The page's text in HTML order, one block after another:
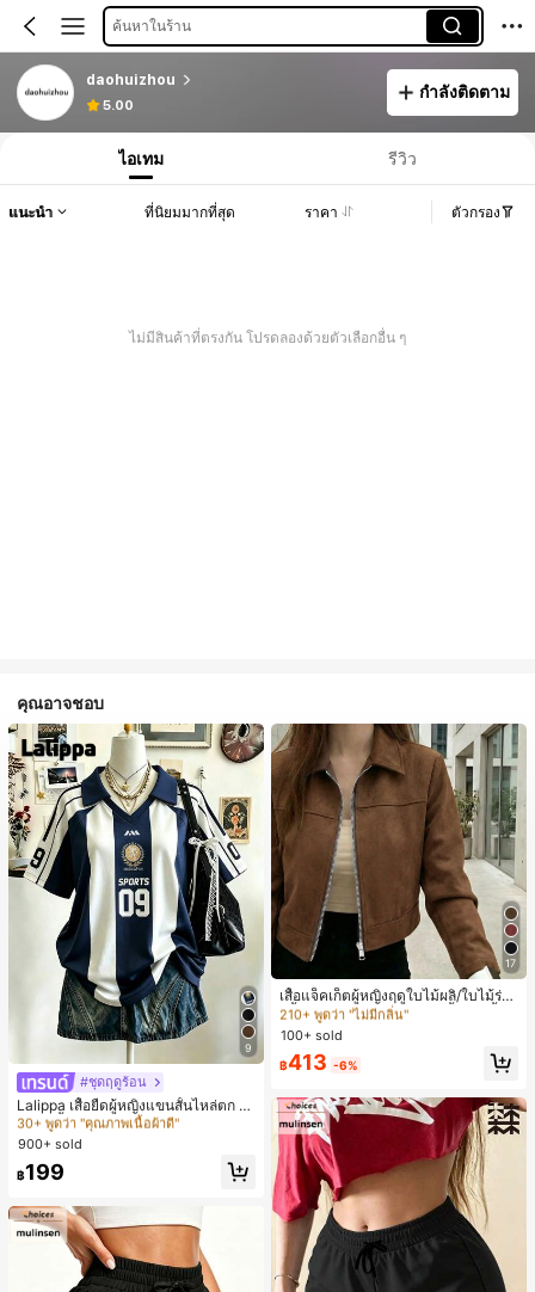
ค้นหาในร้าน
daohuizhou
5.00
กำลังติดตาม
ไอเทม รีวิว
แนะนำ ที่นิยมมากที่สุด ราคา ตัวกรอง
ไม่มีสินค้าที่ตรงกัน โปรดลองด้วยตัวเลือกอื่น ๆ
คุณอาจชอบ
9
#ชุดฤดูร้อน
Lalippa เสื้อยืดผู้หญิงแขนสั้นไหล่ตก ค
อวีปกเสื้อ ลายพิมพ์ดิจิทัลลายทาง สไตล์
สปอร์ตแฟชั่นมินิมอล ของขวัญสำหรับเ
พื่อน
#1 ขายดี ใน หลากสี เสื้อยืดผู้หญิง
30+ พูดว่า "คุณภาพเนื้อผ้าดี"
#1 ขายดี ใน หลากสี เสื้อยืดผู้หญิง
30+ พูดว่า "คุณภาพเนื้อผ้าดี"
#1 ขายดี ใน หลากสี เสื้อยืดผู้หญิง
30+ พูดว่า "คุณภาพเนื้อผ้าดี"
#1 ขายดี
900+ sold
฿199
17
เสื้อแจ็คเก็ตผู้หญิงฤดูใบไม้ผลิ/ใบไม้ร่วง
สีพื้น หนังเทียม สไตล์ปกคอเสื้อ ซิปขึ้น
แขนยาว สไตล์ลำลอง วิทยาลัย สนามบิ
น เสื้อนอก สีน้ำตาล สไตล์สบายๆ ฤดูใบ
ไม้ร่วง
#1 ขายดี
ใน เครื่องบินทิ้งระเบิด แจ็คเก็ตผู้หญิง
210+ พูดว่า "ไม่มีกลิ่น"
#1 ขายดี
ใน เครื่องบินทิ้งระเบิด แจ็คเก็ตผู้หญิง
210+ พูดว่า "ไม่มีกลิ่น"
#1 ขายดี
ใน เครื่องบินทิ้งระเบิด แจ็คเก็ตผู้หญิง
210+ พูดว่า "ไม่มีกลิ่น"
#1 ขายดี
210+ พูดว่า "ไม่มีกลิ่น"
100+ sold
฿413 -6%